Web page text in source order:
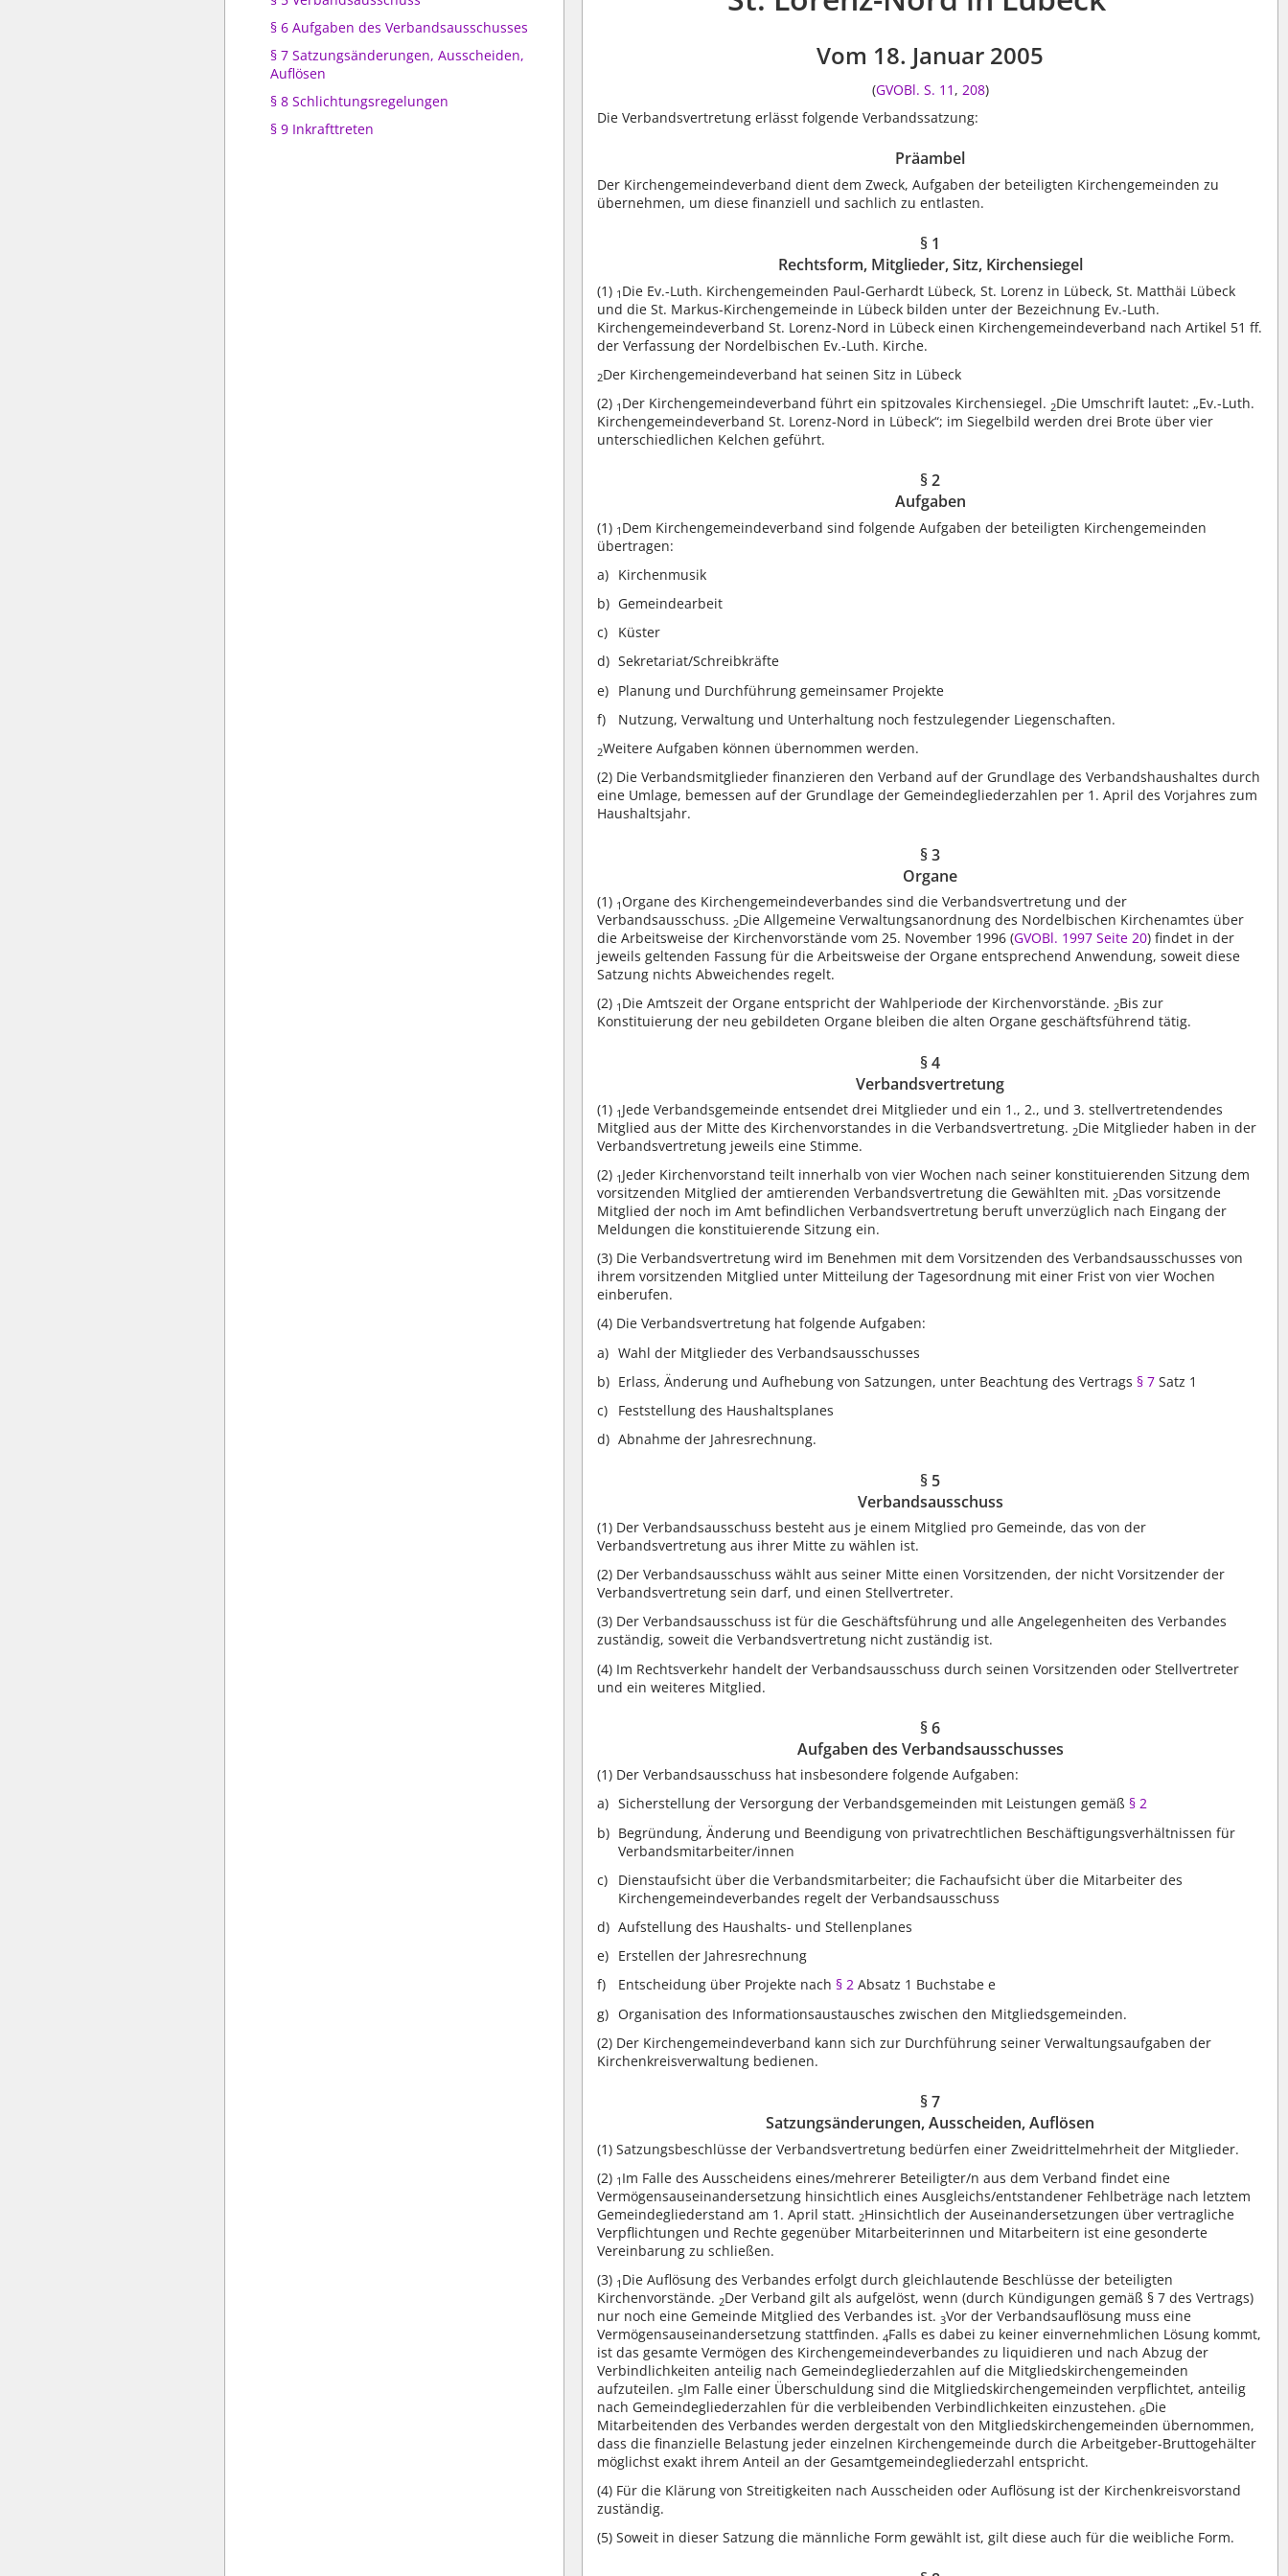
§ 6 Aufgaben des Verbandsausschusses
§ 7 Satzungsänderungen, Ausscheiden,
Auflösen
§ 8 Schlichtungsregelungen
§ 9 Inkrafttreten
Vom 18. Januar 2005
(GVOBl. S. 11 , 208)
Die Verbandsvertretung erlässt folgende Verbandssatzung:
Präambel
Der Kirchengemeindeverband dient dem Zweck, Aufgaben der beteiligten Kirchengemeinden zu
übernehmen, um diese finanziell und sachlich zu entlasten.
§ 1
Rechtsform, Mitglieder, Sitz, Kirchensiegel
(1) 1 Die Ev.-Luth. Kirchengemeinden Paul-Gerhardt Lübeck, St. Lorenz in Lübeck, St. Matthäi Lübeck
und die St. Markus-Kirchengemeinde in Lübeck bilden unter der Bezeichnung Ev.-Luth.
Kirchengemeindeverband St. Lorenz-Nord in Lübeck einen Kirchengemeindeverband nach Artikel 51 ff.
der Verfassung der Nordelbischen Ev.-Luth. Kirche.
2Der Kirchengemeindeverband hat seinen Sitz in Lübeck
(2) 1 Der Kirchengemeindeverband führt ein spitzovales Kirchensiegel. 2Die Umschrift lautet: „Ev.-Luth.
Kirchengemeindeverband St. Lorenz-Nord in Lübeck“; im Siegelbild werden drei Brote über vier
unterschiedlichen Kelchen geführt.
§ 2
Aufgaben
(1) 1 Dem Kirchengemeindeverband sind folgende Aufgaben der beteiligten Kirchengemeinden
übertragen:
Kirchenmusik
Gemeindearbeit
Küster
Sekretariat/Schreibkräfte
Planung und Durchführung gemeinsamer Projekte
Nutzung, Verwaltung und Unterhaltung noch festzulegender Liegenschaften.
2Weitere Aufgaben können übernommen werden.
(2) Die Verbandsmitglieder finanzieren den Verband auf der Grundlage des Verbandshaushaltes durch
eine Umlage, bemessen auf der Grundlage der Gemeindegliederzahlen per 1. April des Vorjahres zum
Haushaltsjahr.
§ 3
Organe
(1) 1 Organe des Kirchengemeindeverbandes sind die Verbandsvertretung und der
Verbandsausschuss. 2Die Allgemeine Verwaltungsanordnung des Nordelbischen Kirchenamtes über
die Arbeitsweise der Kirchenvorstände vom 25. November 1996 (GVOBl. 1997 Seite 20) findet in der
jeweils geltenden Fassung für die Arbeitsweise der Organe entsprechend Anwendung, soweit diese
Satzung nichts Abweichendes regelt.
(2) 1 Die Amtszeit der Organe entspricht der Wahlperiode der Kirchenvorstände. 2Bis zur
Konstituierung der neu gebildeten Organe bleiben die alten Organe geschäftsführend tätig.
§ 4
Verbandsvertretung
(1) 1Jede Verbandsgemeinde entsendet drei Mitglieder und ein 1., 2., und 3. stellvertretendendes
Mitglied aus der Mitte des Kirchenvorstandes in die Verbandsvertretung. 2Die Mitglieder haben in der
Verbandsvertretung jeweils eine Stimme.
(2) 1Jeder Kirchenvorstand teilt innerhalb von vier Wochen nach seiner konstituierenden Sitzung dem
vorsitzenden Mitglied der amtierenden Verbandsvertretung die Gewählten mit. 2Das vorsitzende
Mitglied der noch im Amt befindlichen Verbandsvertretung beruft unverzüglich nach Eingang der
Meldungen die konstituierende Sitzung ein.
(3) Die Verbandsvertretung wird im Benehmen mit dem Vorsitzenden des Verbandsausschusses von
ihrem vorsitzenden Mitglied unter Mitteilung der Tagesordnung mit einer Frist von vier Wochen
einberufen.
(4) Die Verbandsvertretung hat folgende Aufgaben:
Wahl der Mitglieder des Verbandsausschusses
Erlass, Änderung und Aufhebung von Satzungen, unter Beachtung des Vertrags§ 7 Satz 1
Feststellung des Haushaltsplanes
Abnahme der Jahresrechnung.
§ 5
Verbandsausschuss
(1) Der Verbandsausschuss besteht aus je einem Mitglied pro Gemeinde, das von der
Verbandsvertretung aus ihrer Mitte zu wählen ist.
(2) Der Verbandsausschuss wählt aus seiner Mitte einen Vorsitzenden, der nicht Vorsitzender der
Verbandsvertretung sein darf, und einen Stellvertreter.
(3) Der Verbandsausschuss ist für die Geschäftsführung und alle Angelegenheiten des Verbandes
zuständig, soweit die Verbandsvertretung nicht zuständig ist.
(4) Im Rechtsverkehr handelt der Verbandsausschuss durch seinen Vorsitzenden oder Stellvertreter
und ein weiteres Mitglied.
§ 6
Aufgaben des Verbandsausschusses
(1) Der Verbandsausschuss hat insbesondere folgende Aufgaben:
Sicherstellung der Versorgung der Verbandsgemeinden mit Leistungen gemäß§ 2
Begründung, Änderung und Beendigung von privatrechtlichen Beschäftigungsverhältnissen für
Verbandsmitarbeiter/innen
Dienstaufsicht über die Verbandsmitarbeiter; die Fachaufsicht über die Mitarbeiter des
Kirchengemeindeverbandes regelt der Verbandsausschuss
Aufstellung des Haushalts- und Stellenplanes
Erstellen der Jahresrechnung
Entscheidung über Projekte nach§ 2 Absatz 1 Buchstabe e
Organisation des Informationsaustausches zwischen den Mitgliedsgemeinden.
(2) Der Kirchengemeindeverband kann sich zur Durchführung seiner Verwaltungsaufgaben der
Kirchenkreisverwaltung bedienen.
§ 7
Satzungsänderungen, Ausscheiden, Auflösen
(1) Satzungsbeschlüsse der Verbandsvertretung bedürfen einer Zweidrittelmehrheit der Mitglieder.
(2) 1 Im Falle des Ausscheidens eines/mehrerer Beteiligter/n aus dem Verband findet eine
Vermögensauseinandersetzung hinsichtlich eines Ausgleichs/entstandener Fehlbeträge nach letztem
Gemeindegliederstand am 1. April statt. 2Hinsichtlich der Auseinandersetzungen über vertragliche
Verpflichtungen und Rechte gegenüber Mitarbeiterinnen und Mitarbeitern ist eine gesonderte
Vereinbarung zu schließen.
(3) 1 Die Auflösung des Verbandes erfolgt durch gleichlautende Beschlüsse der beteiligten
Kirchenvorstände. 2Der Verband gilt als aufgelöst, wenn (durch Kündigungen gemäß § 7 des Vertrags)
nur noch eine Gemeinde Mitglied des Verbandes ist.3Vor der Verbandsauflösung muss eine
Vermögensauseinandersetzung stattfinden.4Falls es dabei zu keiner einvernehmlichen Lösung kommt,
ist das gesamte Vermögen des Kirchengemeindeverbandes zu liquidieren und nach Abzug der
Verbindlichkeiten anteilig nach Gemeindegliederzahlen auf die Mitgliedskirchengemeinden
aufzuteilen. 5Im Falle einer Überschuldung sind die Mitgliedskirchengemeinden verpflichtet, anteilig
nach Gemeindegliederzahlen für die verbleibenden Verbindlichkeiten einzustehen.6Die
Mitarbeitenden des Verbandes werden dergestalt von den Mitgliedskirchengemeinden übernommen,
dass die finanzielle Belastung jeder einzelnen Kirchengemeinde durch die Arbeitgeber-Bruttogehälter
möglichst exakt ihrem Anteil an der Gesamtgemeindegliederzahl entspricht.
(4) Für die Klärung von Streitigkeiten nach Ausscheiden oder Auflösung ist der Kirchenkreisvorstand
zuständig.
(5) Soweit in dieser Satzung die männliche Form gewählt ist, gilt diese auch für die weibliche Form.